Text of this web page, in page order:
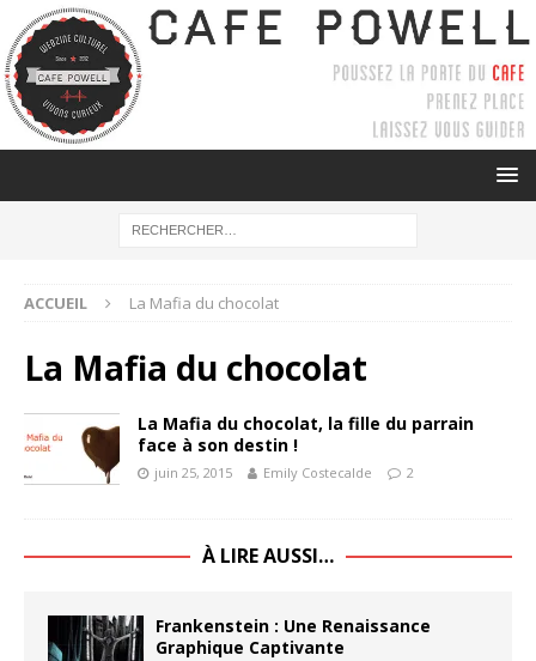
ACCUEIL La Mafia du chocolat
La Mafia du chocolat
La Mafia du chocolat, la fille du parrain
face à son destin !
juin 25, 2015 Emily Costecalde 2
À LIRE AUSSI…
Frankenstein : Une Renaissance
Graphique Captivante